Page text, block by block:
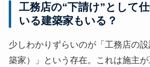
工務店の“下請け”として
いる建築家もいる？
少しわかりずらいのが「工務店の
築家）」という存在。これは施主